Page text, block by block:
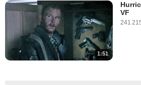
1:51
VF
241